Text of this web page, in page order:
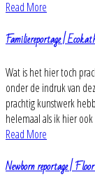
Read More
Familiereportage |
Wat is het hier toch
onder de indruk van
prachtig kunstwerk
helemaal als ik hier
Read More
Newborn reportage |